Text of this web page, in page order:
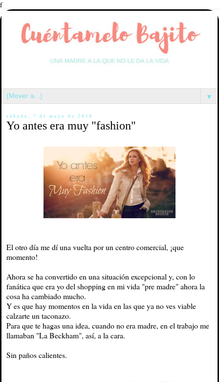
f
▼
sábado, 7 de mayo de 2016
Yo antes era muy "fashion"
El otro día me dí una vuelta por un centro comercial, ¡que
momento!
Ahora se ha convertido en una situación excepcional y, con lo
fanática que era yo del shopping en mi vida "pre madre" ahora la
cosa ha cambiado mucho.
Y es que hay momentos en la vida en las que ya no ves viable
calzarte un taconazo.
Para que te hagas una idea, cuando no era madre, en el trabajo me
llamaban "La Beckham", así, a la cara.
Sin paños calientes.